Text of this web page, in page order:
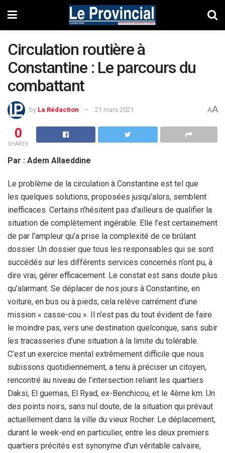
Circulation routière à
Constantine : Le parcours du
combattant
by La Rédaction 21 mars 2021 AA
0
SHARES
Par : Adem Allaeddine
Le problème de la circulation à Constantine est tel que
les quelques solutions, proposées jusqu’alors, semblent
inefficaces. Certains n’hésitent pas d’ailleurs de qualifier la
situation de complètement ingérable. Elle l’est certainement
de par l’ampleur qu’a prise la complexité de ce brûlant
dossier. Un dossier que tous les responsables qui se sont
succédés sur les différents services concernés n’ont pu, à
dire vrai, gérer efficacement. Le constat est sans doute plus
qu’alarmant. Se déplacer de nos jours à Constantine, en
voiture, en bus ou à pieds, cela relève carrément d’une
mission « casse-cou ». Il n’est pas du tout évident de faire
le moindre pas, vers une destination quelconque, sans subir
les tracasseries d’une situation à la limite du tolérable.
C’est un exercice mental extrêmement difficile que nous
subissons quotidiennement, a tenu à préciser un citoyen,
rencontré au niveau de l’intersection reliant les quartiers
Daksi, El guemas, El Ryad, ex-Benchicou, et le 4ème km. Un
des points noirs, sans nul doute, de la situation qui prévaut
actuellement dans la ville du vieux Rocher. Le déplacement,
durant le week-end en particulier, entre les deux premiers
quartiers précités est synonyme d’un véritable calvaire,